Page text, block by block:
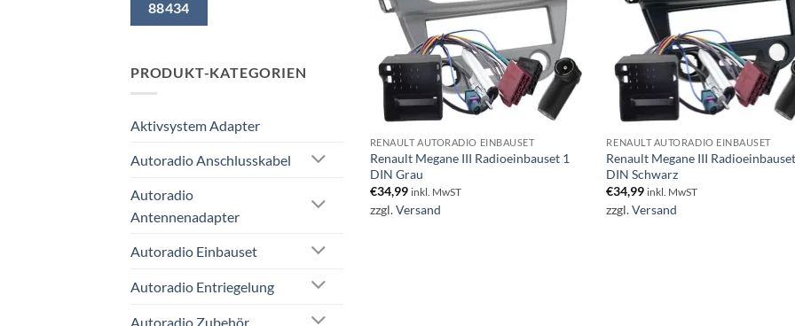
PRODUKT-KATEGORIEN
Aktivsystem Adapter
Autoradio Anschlusskabel
Autoradio
Antennenadapter
Autoradio Einbauset
Autoradio Entriegelung
Autoradio Zubehör
RENAULT AUTORADIO EINBAUSET
Renault Megane III Radioeinbauset 1
DIN Grau
€34,99 inkl. MwST
zzgl.Versand
RENAULT AUTORADIO EINBAUSET
Renault Megane III
DIN Schwarz
€34,99 inkl. MwST
zzgl.Versand